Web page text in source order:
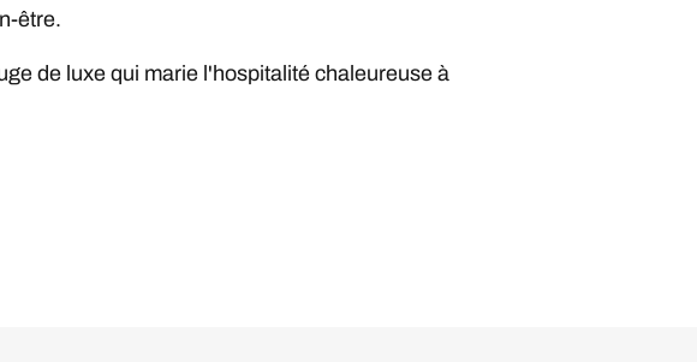
être.
de luxe qui marie l'hospitalité chaleureuse à